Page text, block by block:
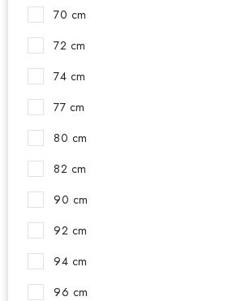
70 cm
72 cm
74 cm
77 cm
80 cm
82 cm
90 cm
92 cm
94 cm
96 cm